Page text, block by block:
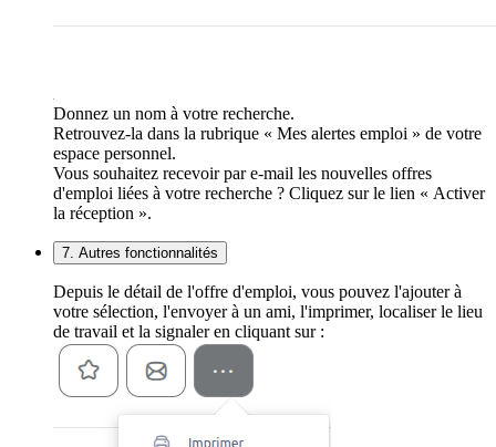
Donnez un nom à votre recherche.
Retrouvez-la dans la rubrique « Mes alertes emploi » de votre
espace personnel.
Vous souhaitez recevoir par e-mail les nouvelles offres
d'emploi liées à votre recherche ? Cliquez sur le lien « Activer
la réception ».
7. Autres fonctionnalités
Depuis le détail de l'offre d'emploi, vous pouvez l'ajouter à
votre sélection, l'envoyer à un ami, l'imprimer, localiser le lieu
de travail et la signaler en cliquant sur :